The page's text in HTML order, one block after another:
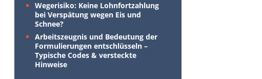
Wegerisiko: Keine Lohnfortzahlung
bei Verspätung wegen Eis und
Schnee?
Arbeitszeugnis und Bedeutung der
Formulierungen entschlüsseln –
Typische Codes & versteckte
Hinweise